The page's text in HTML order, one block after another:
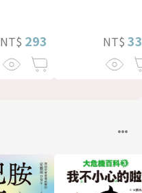
NT$ 293 NT$